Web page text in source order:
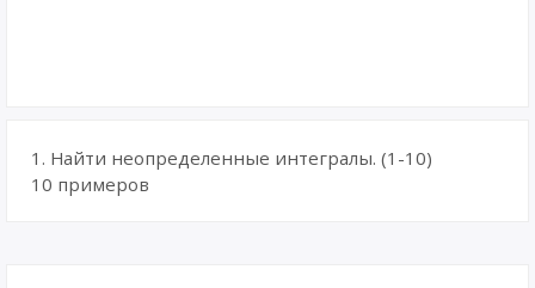
1. Найти неопределенные интегралы. (1-10)
10 примеров